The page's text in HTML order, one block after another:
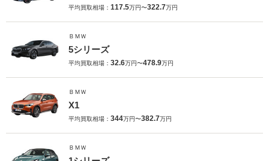
平均買取相場： 117.5万円〜322.7万円
ＢＭＷ
5シリーズ
平均買取相場： 32.6万円〜478.9万円
ＢＭＷ
X1
平均買取相場： 344万円〜382.7万円
ＢＭＷ